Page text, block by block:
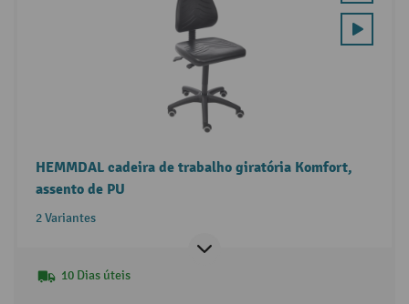
HEMMDAL cadeira de trabalho giratória Komfort,
assento de PU
2 Variantes
10 Dias úteis